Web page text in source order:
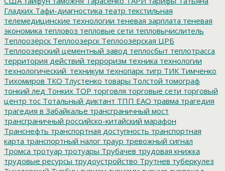
Гладких Тафи-диагностика театр текстильная
телемедицинские технологии теневая зарплата теневая
экономика тепловоз тепловые сети тепловычислитель
Теплоозёрск Теплоозерск Теплоозёрская ЦРБ
Теплоозерский цементный завод теплосбыт теплотрасса
территория действий терроризм техника технологии
технологический_техникум технопарк тигр ТИК Тимченко
Тихомиров ТКО Тлустенко товары Толстой томограф
тонкий лед Тонких ТОР торговля торговые сети торговый
центр тос Тотальный диктант ТПП ЕАО травма трагедия
трагедия в Забайкалье трансграничный мост
трансграничный российско-китайский марафон
Транснефть транспортная доступность транспортная
карта транспортный налог траур тревожный сигнал
Тромса тротуар тротуары Трубачев трудовая книжка
трудовые ресурсы трудоустройство Трутнев туберкулез